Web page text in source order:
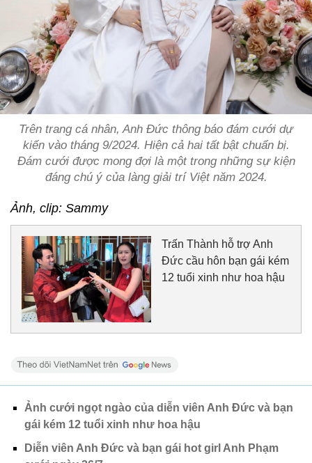
Trên trang cá nhân, Anh Đức thông báo đám cưới dự
kiến vào tháng 9/2024. Hiện cả hai tất bật chuẩn bị.
Đám cưới được mong đợi là một trong những sự kiện
đáng chú ý của làng giải trí Việt năm 2024.
Ảnh, clip: Sammy
Trấn Thành hỗ trợ Anh
Đức cầu hôn bạn gái kém
12 tuổi xinh như hoa hậu
Ảnh cưới ngọt ngào của diễn viên Anh Đức và bạn
gái kém 12 tuổi xinh như hoa hậu
Diễn viên Anh Đức và bạn gái hot girl Anh Phạm